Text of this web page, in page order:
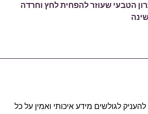
הטבעי שעוזר להפחית לחץ וחרדה
לגולשים מידע איכותי ואמין על כל